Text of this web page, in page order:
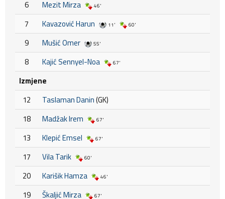
6
Mezit Mirza 46'
7 Kavazović Harun 11' 60'
9 Mušić Omer 55'
8 Kajić Sennyel-Noa 67'
Izmjene
12
Taslaman Danin(GK)
18
Madžak Irem 67'
13 Klepić Emsel 67'
17 Vila Tarik 60'
20 Karišik Hamza 46'
19 Škaljić Mirza 67'